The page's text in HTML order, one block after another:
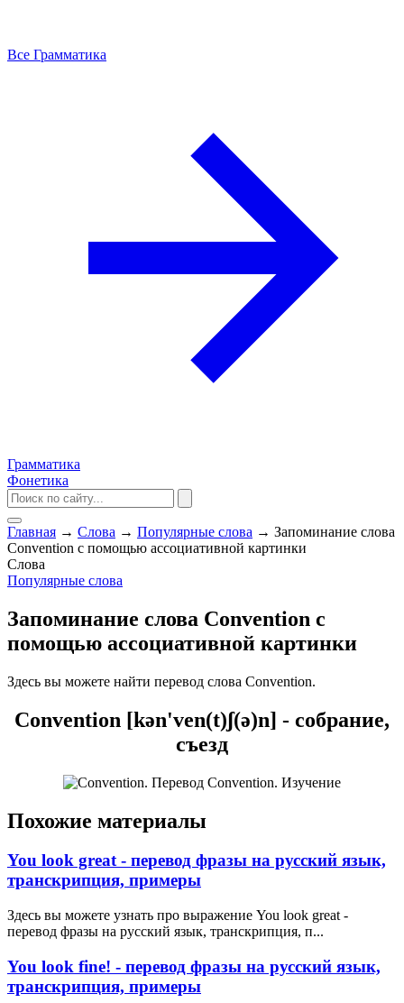
Все Грамматика
Грамматика
Фонетика
Главная → Слова → Популярные слова → Запоминание слова
Convention с помощью ассоциативной картинки
Слова
Популярные слова
Запоминание слова Convention с
помощью ассоциативной картинки
Здесь вы можете найти перевод слова Convention.
Convention [kən'ven(t)ʃ(ə)n] - собрание,
съезд
Похожие материалы
You look great - перевод фразы на русский язык,
транскрипция, примеры
Здесь вы можете узнать про выражение You look great -
перевод фразы на русский язык, транскрипция, п...
You look fine! - перевод фразы на русский язык,
транскрипция, примеры